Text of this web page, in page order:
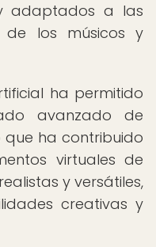
adaptados a las
de los músicos y
ha permitido
avanzado de
que ha contribuido
virtuales de
y versátiles,
creativas y